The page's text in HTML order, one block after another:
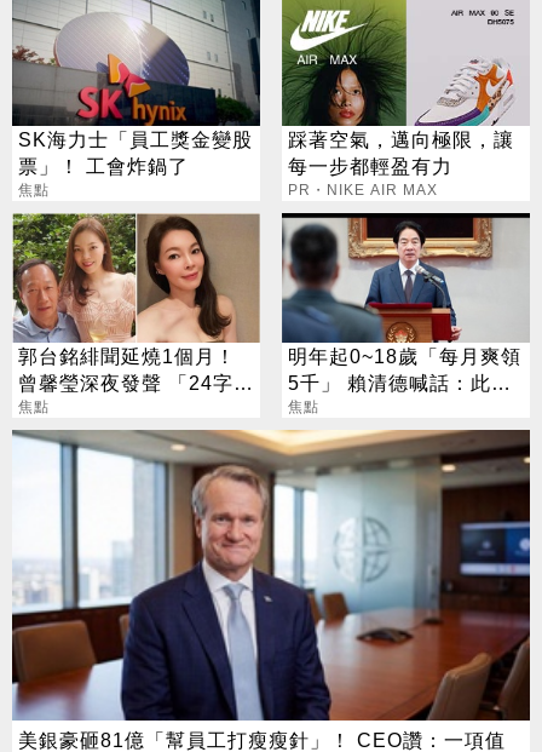
SK海力士「員工獎金變股
票」！ 工會炸鍋了
焦點
踩著空氣，邁向極限，讓
每一步都輕盈有力
PR・NIKE AIR MAX
郭台銘緋聞延燒1個月！
曾馨瑩深夜發聲 「24字」
吐盡最心繫的事
焦點
明年起0~18歲「每月爽領
5千」 賴清德喊話：此時
不生待何時
焦點
美銀豪砸81億「幫員工打瘦瘦針」！ CEO讚：一項值